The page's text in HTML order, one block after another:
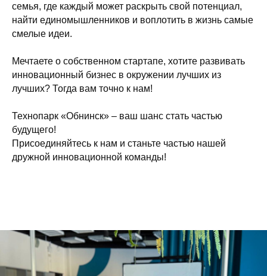
семья, где каждый может раскрыть свой потенциал,
найти единомышленников и воплотить в жизнь самые
смелые идеи.
Мечтаете о собственном стартапе, хотите развивать
инновационный бизнес в окружении лучших из
лучших? Тогда вам точно к нам!
Технопарк «Обнинск» – ваш шанс стать частью
будущего!
Присоединяйтесь к нам и станьте частью нашей
дружной инновационной команды!